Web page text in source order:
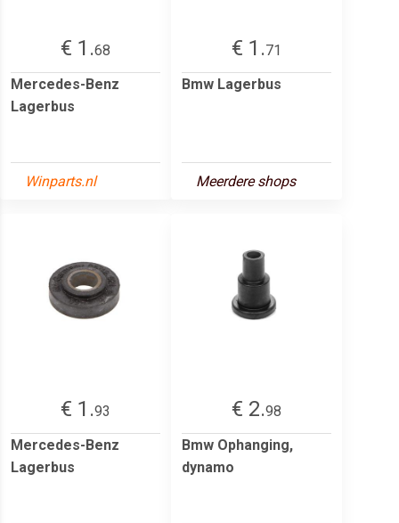
€ 1.68
Mercedes-Benz
Lagerbus
Winparts.nl
€ 1.71
Bmw Lagerbus
Meerdere shops
€ 1.93
Mercedes-Benz
Lagerbus
€ 2.98
Bmw Ophanging,
dynamo